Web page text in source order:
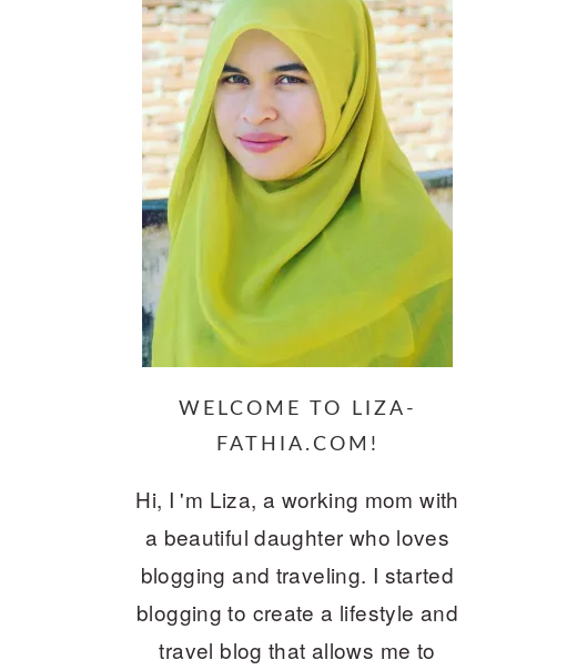
WELCOME TO LIZA-
FATHIA.COM!
Hi, I 'm Liza, a working mom with
a beautiful daughter who loves
blogging and traveling. I started
blogging to create a lifestyle and
travel blog that allows me to